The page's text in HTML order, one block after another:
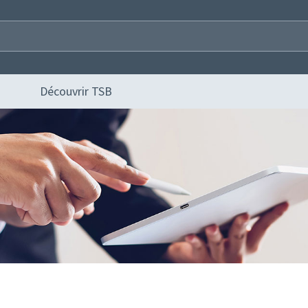
Découvrir TSB